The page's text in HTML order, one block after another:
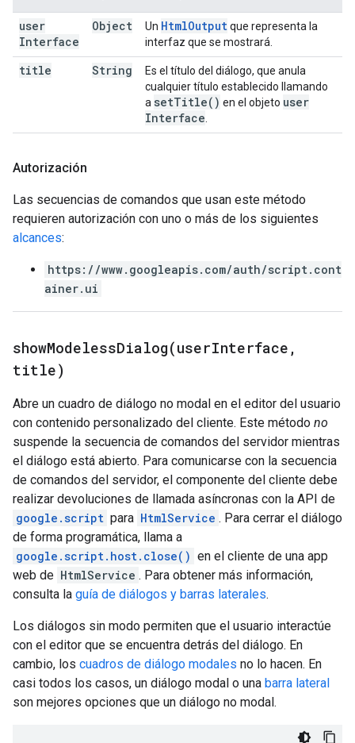
user
Interface
Object Un HtmlOutputque representa la
interfaz que se mostrará.
title String
Es el título del diálogo, que anula
cualquier título establecido llamando
a setTitle( ) en el objeto user
Interface
Autorización
Las secuencias de comandos que usan este método
requieren autorización con uno o más de los siguientes
alcances:
https://www.googleapis.com/auth/script.cont
ainer.ui
showModelessDialog(userInterface ,
title)
Abre un cuadro de diálogo no modal en el editor del usuario
con contenido personalizado del cliente. Este método no
suspende la secuencia de comandos del servidor mientras
el diálogo está abierto. Para comunicarse con la secuencia
de comandos del servidor, el componente del cliente debe
realizar devoluciones de llamada asíncronas con la API de
google.script para HtmlService . Para cerrar el diálogo
de forma programática, llama a
google.script.host.close() en el cliente de una app
web de HtmlService . Para obtener más información,
consulta la guía de diálogos y barras laterales.
Los diálogos sin modo permiten que el usuario interactúe
con el editor que se encuentra detrás del diálogo. En
cambio, los cuadros de diálogo modales no lo hacen. En
casi todos los casos, un diálogo modal o una barra lateral
son mejores opciones que un diálogo no modal.